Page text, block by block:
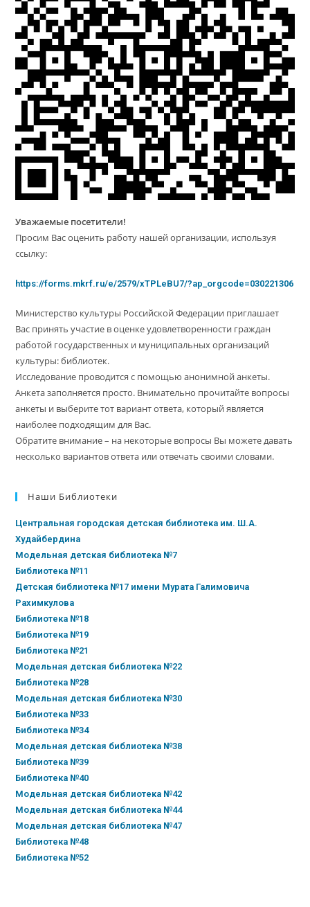
Уважаемые посетители!
Просим Вас оценить работу нашей организации, используя
ссылку:
https://forms.mkrf.ru/e/2579/xTPLeBU7/?ap_orgcode=030221306
Министерство культуры Российской Федерации приглашает
Вас принять участие в оценке удовлетворенности граждан
работой государственных и муниципальных организаций
культуры: библиотек.
Исследование проводится с помощью анонимной анкеты.
Анкета заполняется просто. Внимательно прочитайте вопросы
анкеты и выберите тот вариант ответа, который является
наиболее подходящим для Вас.
Обратите внимание – на некоторые вопросы Вы можете давать
несколько вариантов ответа или отвечать своими словами.
Наши Библиотеки
Центральная городская детская библиотека им. Ш.А.
Худайбердина
Модельная детская библиотека №7
Библиотека №11
Детская библиотека №17 имени Мурата Галимовича
Рахимкулова
Библиотека №18
Библиотека №19
Библиотека №21
Модельная детская библиотека №22
Библиотека №28
Модельная детская библиотека №30
Библиотека №33
Библиотека №34
Модельная детская библиотека №38
Библиотека №39
Библиотека №40
Модельная детская библиотека №42
Модельная детская библиотека №44
Модельная детская библиотека №47
Библиотека №48
Библиотека №52